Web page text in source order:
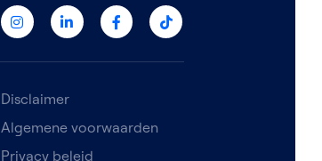
Disclaimer
Algemene voorwaarden
Privacy beleid